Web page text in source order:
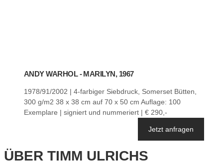
ANDY WARHOL - MARILYN, 1967
1978/91/2002 | 4-farbiger Siebdruck, Somerset Bütten,
300 g/m2 38 x 38 cm auf 70 x 50 cm Auflage: 100
Exemplare | signiert und nummeriert | € 290,-
Jetzt anfragen
ÜBER TIMM ULRICHS